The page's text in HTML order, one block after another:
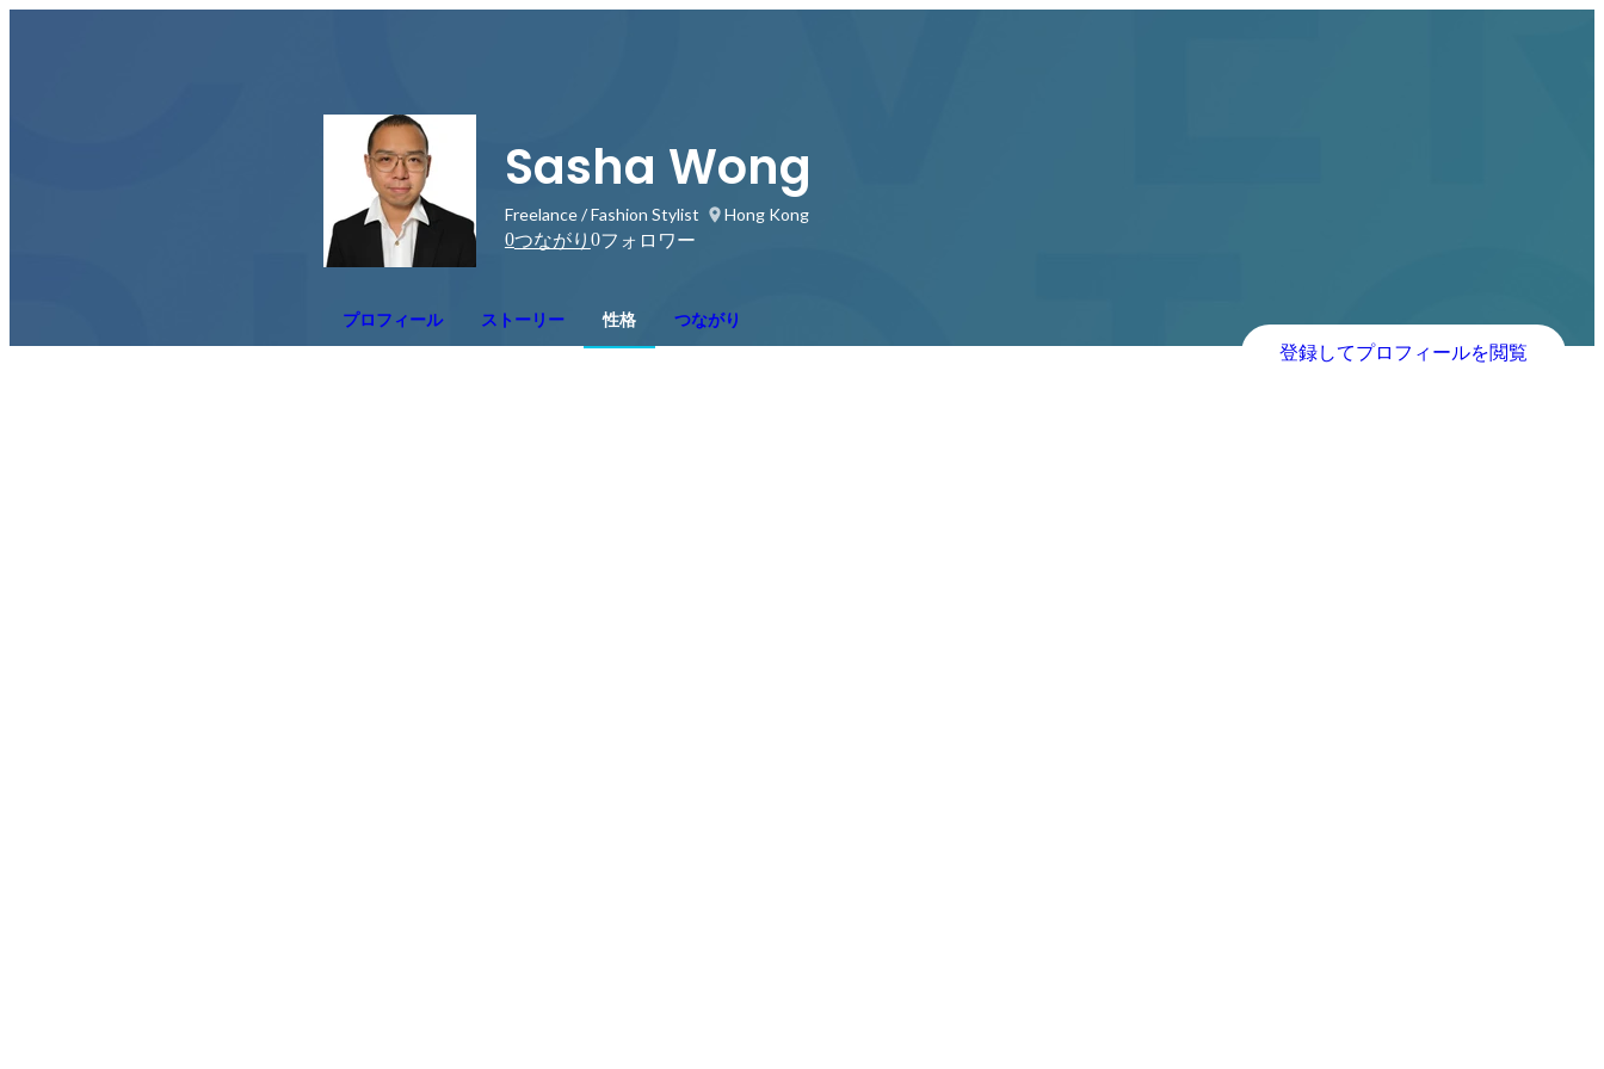
Sasha Wong
Freelance / Fashion Stylist
Hong Kong
0つながり 0フォロワー
プロフィール ストーリー 性格 つながり
登録してプロフィールを閲覧